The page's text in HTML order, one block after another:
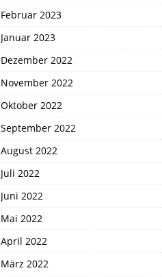
Februar 2023
Januar 2023
Dezember 2022
November 2022
Oktober 2022
September 2022
August 2022
Juli 2022
Juni 2022
Mai 2022
April 2022
März 2022